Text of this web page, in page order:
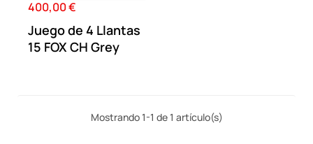
Precio
400,00 €
Juego de 4 Llantas
15 FOX CH Grey
Mostrando 1-1 de 1 artículo(s)